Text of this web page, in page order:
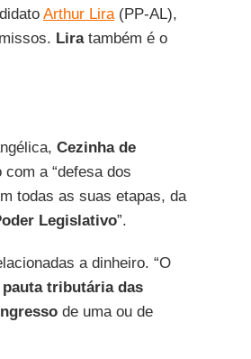
Arthur Lira(PP-AL),
Liratambém é o
Cezinha de
a “defesa dos
todas as suas etapas, da
Legislativo”.
a dinheiro. “O
pauta tributária das
de uma ou de